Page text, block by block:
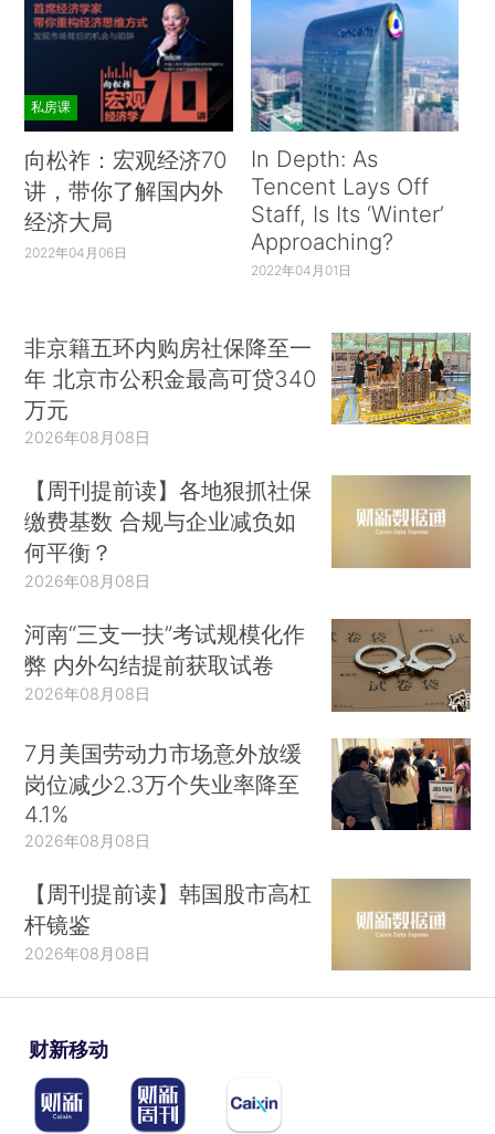
私房课
向松祚：宏观经济70
讲，带你了解国内外
经济大局
2022年04月06日
In Depth: As
Tencent Lays Off
Staff, Is Its ‘Winter’
Approaching?
2022年04月01日
非京籍五环内购房社保降至一
年 北京市公积金最高可贷340
万元
2026年08月08日
【周刊提前读】各地狠抓社保
缴费基数 合规与企业减负如
何平衡？
2026年08月08日
河南“三支一扶”考试规模化作
弊 内外勾结提前获取试卷
2026年08月08日
7月美国劳动力市场意外放缓
岗位减少2.3万个失业率降至
4.1%
2026年08月08日
【周刊提前读】韩国股市高杠
杆镜鉴
2026年08月08日
财新移动